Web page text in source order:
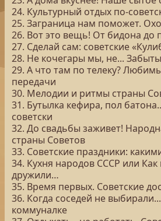
24. Культурный отдых по-
25. Заграница нам поможет.
26. Вот это вещь! От бидона до
27. Сделай сам: советские
28. Не кочегары мы, не...
29. А что там по телеку?
передачи
30. Мелодии и ритмы страны
31. Бутылка кефира, пол
советски
32. До свадьбы заживет!
страны Советов
33. Советские праздники:
34. Кухня народов СССР или Как
дружили…
35. Время первых. Советские
36. Когда соседей не
коммуналке